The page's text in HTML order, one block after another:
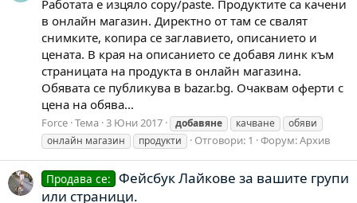
Работата е изцяло copy/paste. Продуктите са качени
в онлайн магазин. Директно от там се свалят
снимките, копира се заглавието, описанието и
цената. В края на описанието се добавя линк към
страницата на продукта в онлайн магазина.
Обявата се публикува в bazar.bg. Очаквам оферти с
цена на обява...
Force Тема 3 Юни 2017 добавяне качване
обяви
онлайн магазин
продукти Отговори: 1 Форум:Архив
Продава се: Фейсбук Лайкове за вашите групи
или страници.